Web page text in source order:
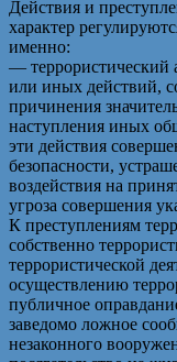
Действия и
характер
именно:
— террористический
или иных действий,
причинения
наступления иных
эти действия
безопасности,
воздействия на
угроза совершения
К преступлениям
собственно
террористической
осуществлению
публичное
заведомо ложное
незаконного